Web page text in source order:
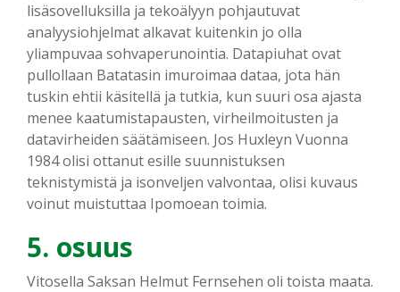
lisäsovelluksilla ja tekoälyyn pohjautuvat
analyysiohjelmat alkavat kuitenkin jo olla
yliampuvaa sohvaperunointia. Datapiuhat ovat
pullollaan Batatasin imuroimaa dataa, jota hän
tuskin ehtii käsitellä ja tutkia, kun suuri osa ajasta
menee kaatumistapausten, virheilmoitusten ja
datavirheiden säätämiseen. Jos Huxleyn Vuonna
1984 olisi ottanut esille suunnistuksen
teknistymistä ja isonveljen valvontaa, olisi kuvaus
voinut muistuttaa Ipomoean toimia.
5. osuus
Vitosella Saksan Helmut Fernsehen oli toista maata.